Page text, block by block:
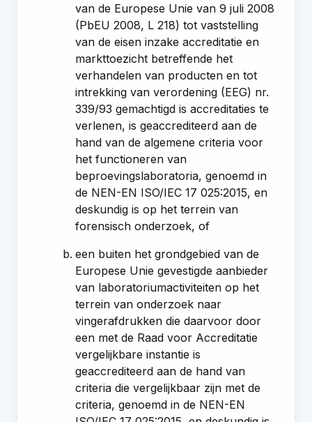
van de Europese Unie van 9 juli 2008
(PbEU 2008, L 218) tot vaststelling
van de eisen inzake accreditatie en
markttoezicht betreffende het
verhandelen van producten en tot
intrekking van verordening (EEG) nr.
339/93 gemachtigd is accreditaties te
verlenen, is geaccrediteerd aan de
hand van de algemene criteria voor
het functioneren van
beproevingslaboratoria, genoemd in
de NEN-EN ISO/IEC 17 025:2015, en
deskundig is op het terrein van
forensisch onderzoek, of
een buiten het grondgebied van de
Europese Unie gevestigde aanbieder
van laboratoriumactiviteiten op het
terrein van onderzoek naar
vingerafdrukken die daarvoor door
een met de Raad voor Accreditatie
vergelijkbare instantie is
geaccrediteerd aan de hand van
criteria die vergelijkbaar zijn met de
criteria, genoemd in de NEN-EN